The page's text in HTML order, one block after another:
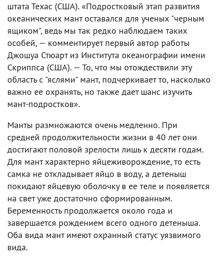
штата Техас (США). «Подростковый этап развития
океанических мант оставался для ученых "черным
ящиком", ведь мы так редко наблюдаем таких
особей, — комментирует первый автор работы
Джошуа Стюарт из Института океанографии имени
Скриппса (США). — То, что мы отождествили эту
область с "яслями" мант, подчеркивает то, насколько
важно ее охранять, но также дает шанс изучить
мант-подростков».
Манты размножаются очень медленно. При
средней продолжительности жизни в 40 лет они
достигают половой зрелости лишь к десяти годам.
Для мант характерно яйцеживорождение, то есть
самка не откладывает яйцо в воду, а детеныш
покидают яйцевую оболочку в ее теле и появляется
на свет уже достаточно сформированным.
Беременность продолжается около года и
завершается рождением всего одного детеныша.
Оба вида мант имеют охранный статус уязвимого
вида.